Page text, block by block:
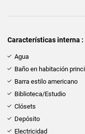
Características interna :
Agua
Baño en habitación
Barra estilo americano
Biblioteca/Estudio
Clósets
Depósito
Electricidad